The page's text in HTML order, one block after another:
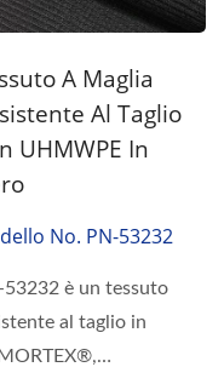
A Maglia
Al Taglio
UHMWPE In
No. PN-53232
53232 è un tessuto
al taglio in